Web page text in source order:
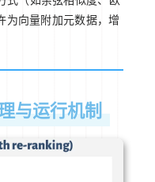
为向量附加元数据，增
与运行机制